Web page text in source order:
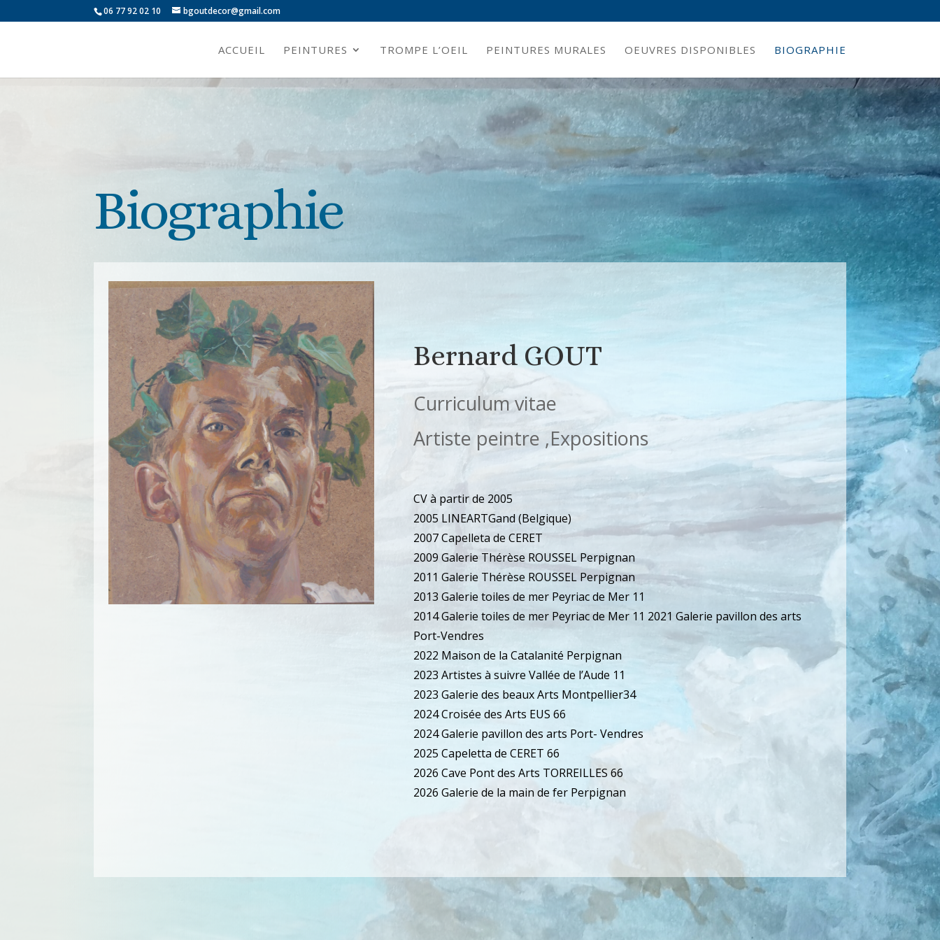
06 77 92 02 10 bgoutdecor@gmail.com
ACCUEIL PEINTURES TROMPE L’OEIL PEINTURES MURALES OEUVRES DISPONIBLES BIOGRAPHIE
Biographie
Bernard GOUT
Curriculum vitae
Artiste peintre ,Expositions
CV à partir de 2005
2005 LINEARTGand (Belgique)
2007 Capelleta de CERET
2009 Galerie Thérèse ROUSSEL Perpignan
2011 Galerie Thérèse ROUSSEL Perpignan
2013 Galerie toiles de mer Peyriac de Mer 11
2014 Galerie toiles de mer Peyriac de Mer 11 2021 Galerie pavillon des arts
Port-Vendres
2022 Maison de la Catalanité Perpignan
2023 Artistes à suivre Vallée de l’Aude 11
2023 Galerie des beaux Arts Montpellier34
2024 Croisée des Arts EUS 66
2024 Galerie pavillon des arts Port- Vendres
2025 Capeletta de CERET 66
2026 Cave Pont des Arts TORREILLES 66
2026 Galerie de la main de fer Perpignan